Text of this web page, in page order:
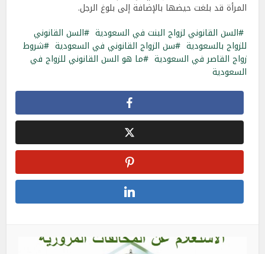
المرأة قد بلغت حيضها بالإضافة إلى بلوغ الرجل.
السن القانوني لزواج البنت في السعودية
السن القانوني
للزواج بالسعودية
سن الزواج القانوني في السعودية
شروط
زواج القاصر في السعودية
ما هو السن القانوني للزواج في
السعودية